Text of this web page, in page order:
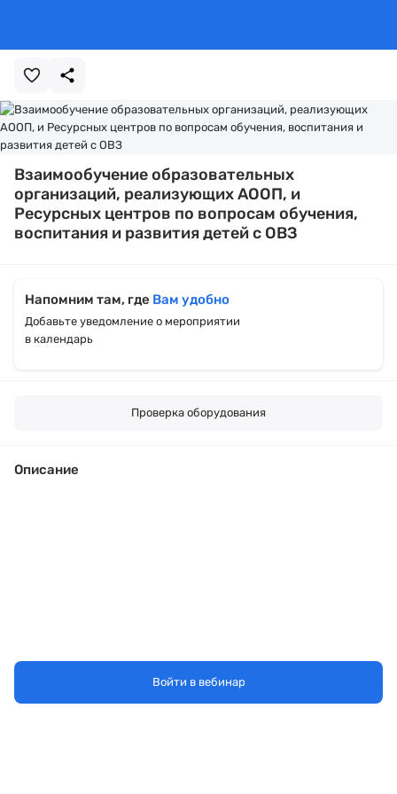
Взаимообучение образовательных
организаций, реализующих АООП, и
Ресурсных центров по вопросам обучения,
воспитания и развития детей с ОВЗ
Напомним там, где Вам удобно
Добавьте уведомление о мероприятии
в календарь
Проверка оборудования
Описание
Войти в вебинар